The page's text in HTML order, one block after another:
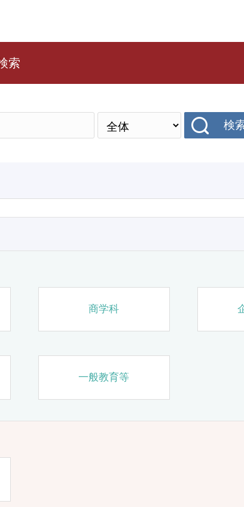
索
検
商学科
一般教育等